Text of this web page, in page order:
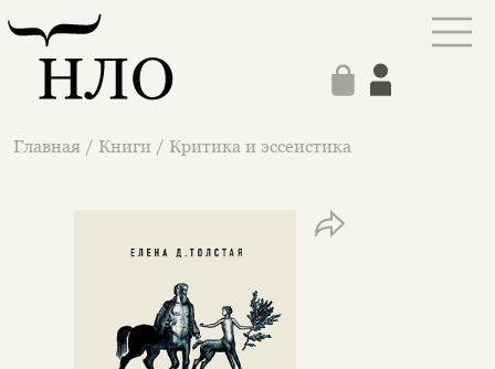
Главная / Книги / Критика и эссеистика